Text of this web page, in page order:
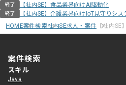
終了 【社内SE】食品業界向けAI駆動化
終了
【社内SE】介護業界向けIoT見守りシ
HOME案件検索社内SE求人・案件 【社内
案件検索
スキル
Java